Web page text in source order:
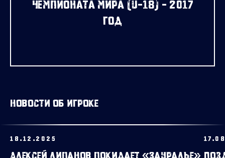
чемпионата мира (U-18) - 2017
год
Новости об игроке
18.12.2025
Алексей Липанов покидает «Зауралье»